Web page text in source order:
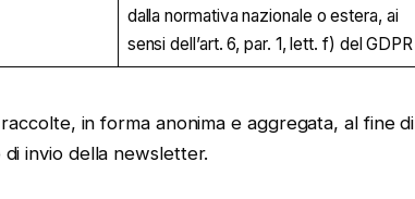
dalla normativa nazionale o estera, ai
sensi dell’art. 6, par. 1, lett. f) del GDPR
in forma anonima e aggregata, al fine di
invio della newsletter.